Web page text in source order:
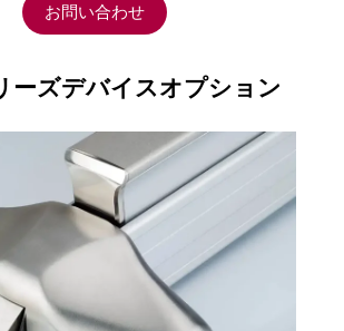
お問い合わせ
ーズデバイスオプション